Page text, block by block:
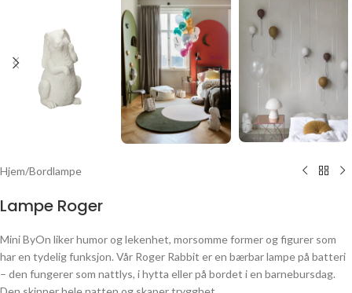
Hjem/Bordlampe
Lampe Roger
Mini ByOn liker humor og lekenhet, morsomme former og figurer som
har en tydelig funksjon. Vår Roger Rabbit er en bærbar lampe på batteri
– den fungerer som nattlys, i hytta eller på bordet i en barnebursdag.